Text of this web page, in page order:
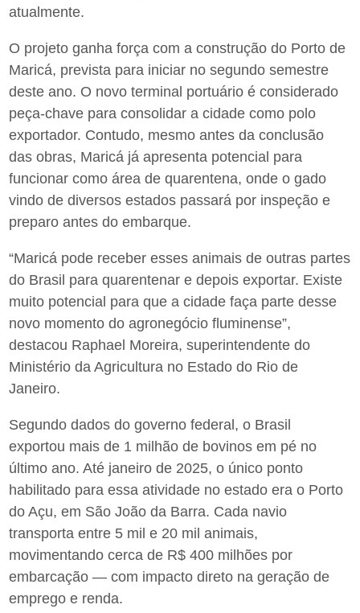
atualmente.
O projeto ganha força com a construção do Porto de
Maricá, prevista para iniciar no segundo semestre
deste ano. O novo terminal portuário é considerado
peça-chave para consolidar a cidade como polo
exportador. Contudo, mesmo antes da conclusão
das obras, Maricá já apresenta potencial para
funcionar como área de quarentena, onde o gado
vindo de diversos estados passará por inspeção e
preparo antes do embarque.
“Maricá pode receber esses animais de outras partes
do Brasil para quarentenar e depois exportar. Existe
muito potencial para que a cidade faça parte desse
novo momento do agronegócio fluminense”,
destacou Raphael Moreira, superintendente do
Ministério da Agricultura no Estado do Rio de
Janeiro.
Segundo dados do governo federal, o Brasil
exportou mais de 1 milhão de bovinos em pé no
último ano. Até janeiro de 2025, o único ponto
habilitado para essa atividade no estado era o Porto
do Açu, em São João da Barra. Cada navio
transporta entre 5 mil e 20 mil animais,
movimentando cerca de R$ 400 milhões por
embarcação — com impacto direto na geração de
emprego e renda.